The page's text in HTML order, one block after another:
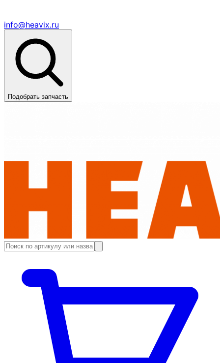
info@heavix.ru
Подобрать запчасть